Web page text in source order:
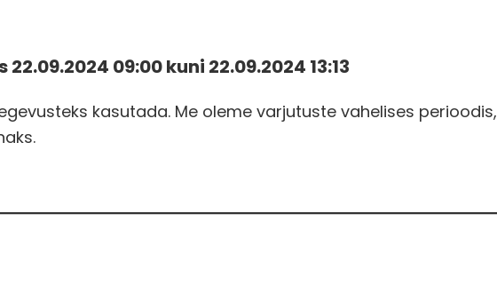
09:00 kuni 22.09.2024 13:13
kasutada. Me oleme varjutuste vahelises perioodis,